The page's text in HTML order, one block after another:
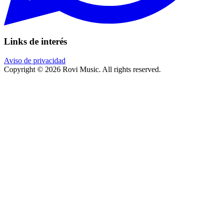
Links de interés
Aviso de privacidad
Copyright © 2026 Rovi Music. All rights reserved.